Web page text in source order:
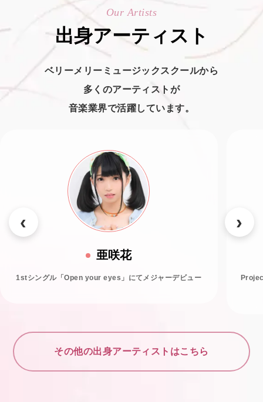
Our Artists
出身アーティスト
ベリーメリーミュージックスクールから
多くのアーティストが
音楽業界で活躍しています。
亜咲花
1stシングル「Open your eyes」にてメジャーデビュー
その他の出身アーティストはこちら